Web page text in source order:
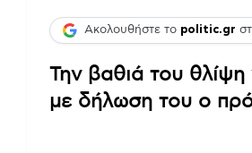
Ακολουθήστε το politic.gr
Την βαθιά του
με δήλωση του ο